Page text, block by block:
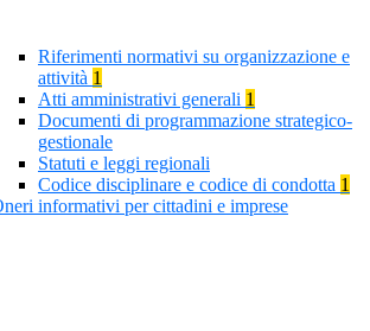
Riferimenti normativi su organizzazione e
attività 1
Atti amministrativi generali 1
Documenti di programmazione strategico-
gestionale
Statuti e leggi regionali
Codice disciplinare e codice di condotta 1
informativi per cittadini e imprese